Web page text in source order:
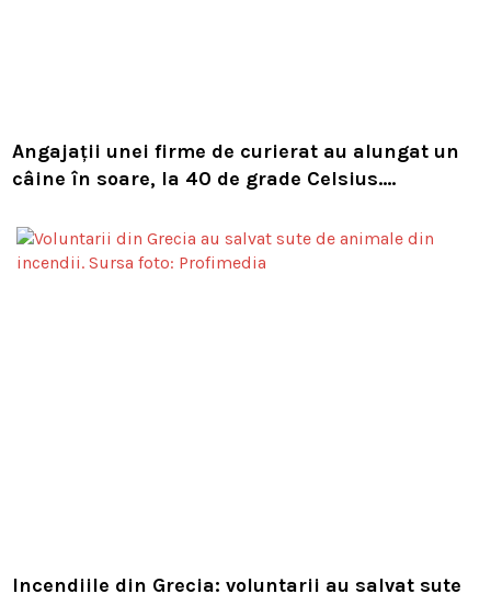
Angajații unei firme de curierat au alungat un
câine în soare, la 40 de grade Celsius.
Incendiile din Grecia: voluntarii au salvat sute